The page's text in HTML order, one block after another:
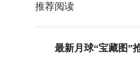
推荐阅读
最新月球“宝藏图”